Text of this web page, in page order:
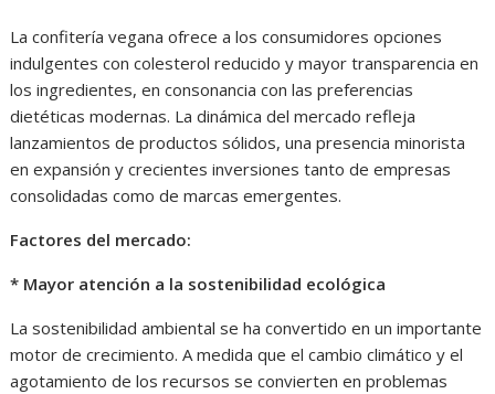
La confitería vegana ofrece a los consumidores opciones
indulgentes con colesterol reducido y mayor transparencia en
los ingredientes, en consonancia con las preferencias
dietéticas modernas. La dinámica del mercado refleja
lanzamientos de productos sólidos, una presencia minorista
en expansión y crecientes inversiones tanto de empresas
consolidadas como de marcas emergentes.
Factores del mercado:
* Mayor atención a la sostenibilidad ecológica
La sostenibilidad ambiental se ha convertido en un importante
motor de crecimiento. A medida que el cambio climático y el
agotamiento de los recursos se convierten en problemas